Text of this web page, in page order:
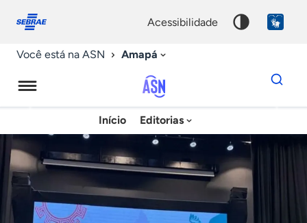
conosco
acessibilidade
Você está na ASN Amapá
Agência
Sebrae
de
Notícias
Início Editorias
Dados
para
chave